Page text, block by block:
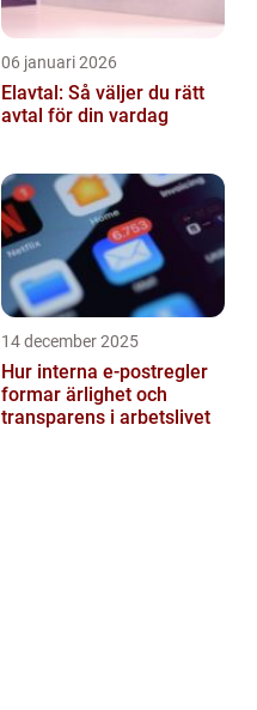
06 januari 2026
Elavtal: Så väljer du rätt
avtal för din vardag
14 december 2025
Hur interna e-postregler
formar ärlighet och
transparens i arbetslivet